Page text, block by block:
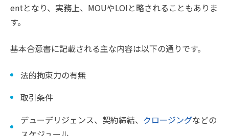
entとなり、実務上、MOUやLOIと略されることもありま
す。
基本合意書に記載される主な内容は以下の通りです。
法的拘束力の有無
取引条件
デューデリジェンス、契約締結、 クロージングなどの